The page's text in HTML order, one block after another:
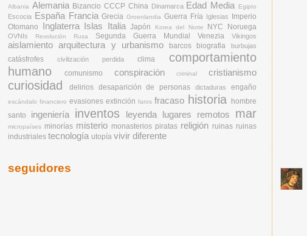
Albania Alemania Bizancio CCCP China Dinamarca Edad Media Egipto
Escocia España Francia Grecia Groenlandia Guerra Fría Iglesias
Imperio
Otomano
Inglaterra Islas Italia Japón Korea del Norte NYC Noruega
OVNIs Revolución Rusa Segunda Guerra Mundial Venezia Vikingos
aislamiento arquitectura y urbanismo barcos biografia burbujas
catásfrofes civilización perdida clima
comportamiento
humano
comunismo conspiración criminal cristianismo
curiosidad delirios desaparición de personas dictaduras engaño
escándalo financiero evasiones extinción faros fracaso historia
hombre
santo
ingeniería inventos leyenda lugares remotos mar
micropaíses minorías misterio monasterios piratas religión ruinas ruinas
industriales tecnología utopía vivir diferente
seguidores